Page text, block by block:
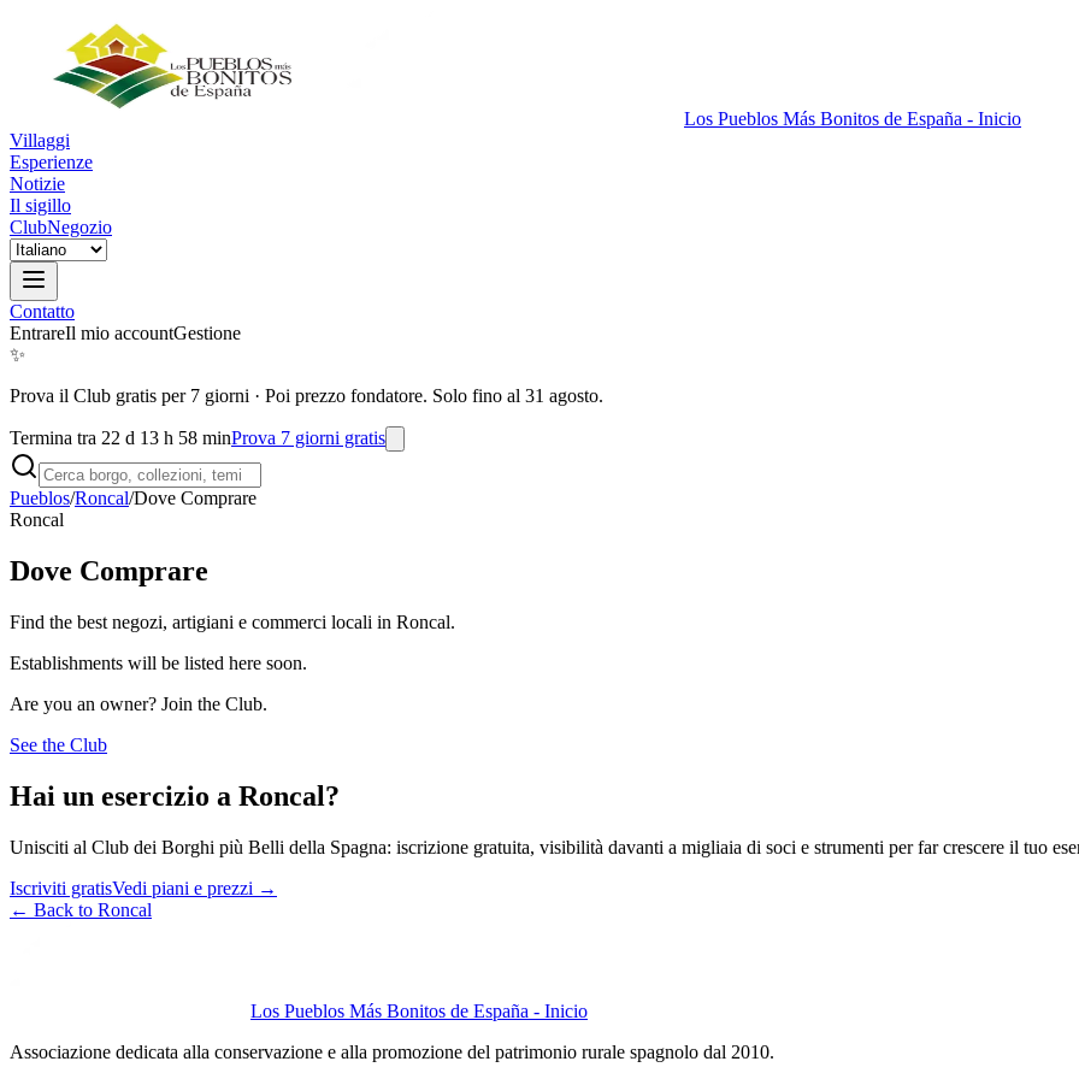
Los Pueblos Más Bonitos de España - Inicio
Villaggi
Esperienze
Notizie
Il sigillo
ClubNegozio
Contatto
EntrareIl mio accountGestione
✨
Prova il Club gratis per 7 giorni · Poi prezzo fondatore. Solo fino al 31 agosto.
Termina tra 22 d 13 h 58 minProva 7 giorni gratis
Pueblos/Roncal/Dove Comprare
Roncal
Dove Comprare
Find the best negozi, artigiani e commerci locali in Roncal.
Establishments will be listed here soon.
Are you an owner? Join the Club.
See the Club
Hai un esercizio a Roncal?
Unisciti al Club dei Borghi più Belli della Spagna: iscrizione gratuita, visibilità davanti a migliaia di soci e strumenti per far crescere il tuo
Iscriviti gratisVedi piani e prezzi →
← Back to Roncal
Los Pueblos Más Bonitos de España - Inicio
Associazione dedicata alla conservazione e alla promozione del patrimonio rurale spagnolo dal 2010.